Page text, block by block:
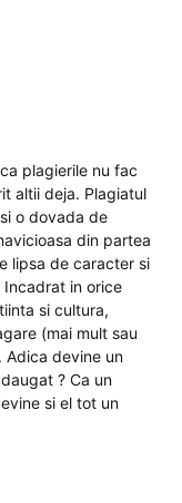
plagierile nu fac
altii deja. Plagiatul
o dovada de
din partea
lipsa de caracter si
in orice
si cultura,
(mai mult sau
Adica devine un
? Ca un
si el tot un